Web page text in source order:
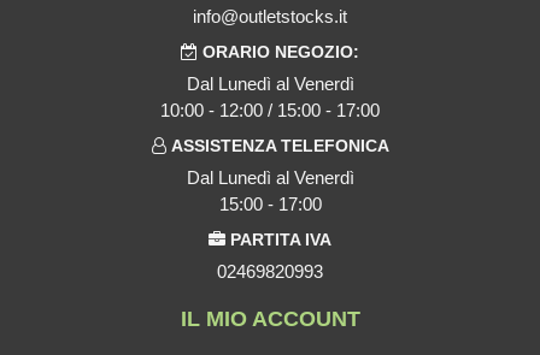
info@outletstocks.it
ORARIO NEGOZIO:
Dal Lunedì al Venerdì
10:00 - 12:00 / 15:00 - 17:00
ASSISTENZA TELEFONICA
Dal Lunedì al Venerdì
15:00 - 17:00
PARTITA IVA
02469820993
IL MIO ACCOUNT